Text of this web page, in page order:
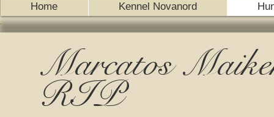
Home Kennel Novanord
Marcatos
RIP